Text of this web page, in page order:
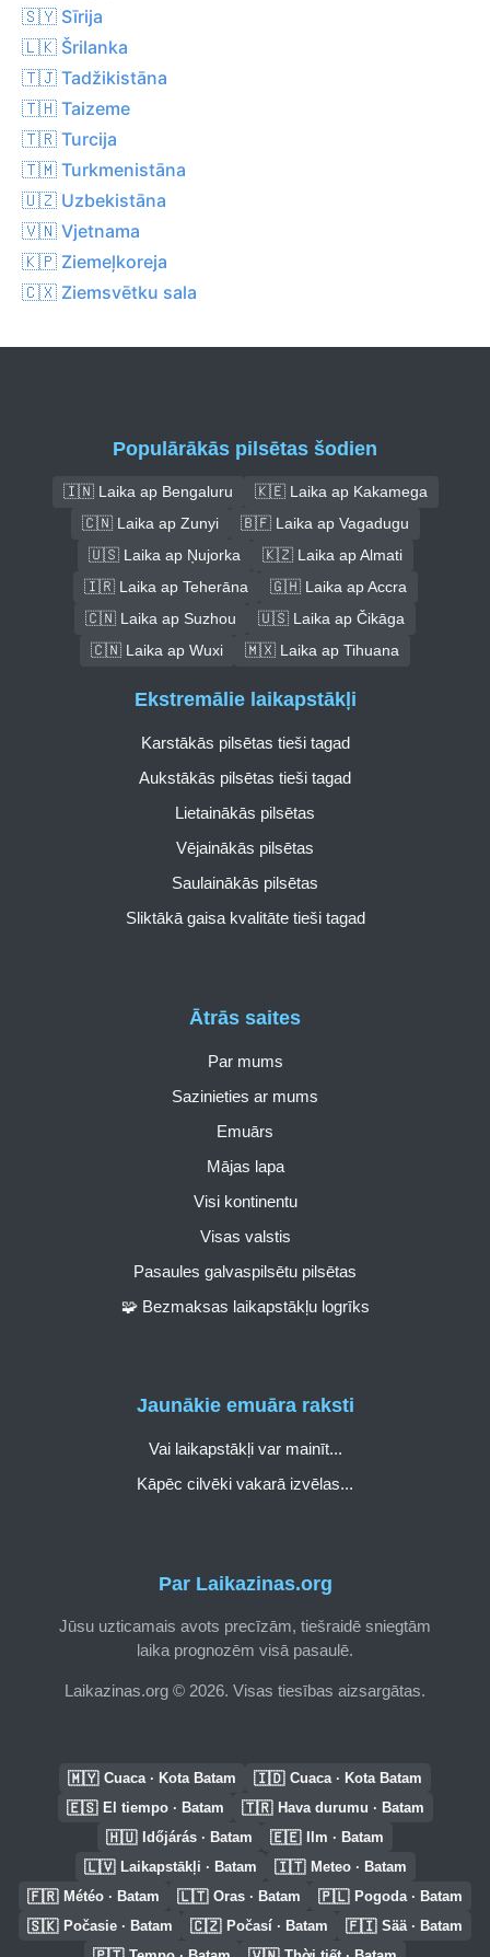
🇸🇾 Sīrija
🇱🇰 Šrilanka
🇹🇯 Tadžikistāna
🇹🇭 Taizeme
🇹🇷 Turcija
🇹🇲 Turkmenistāna
🇺🇿 Uzbekistāna
🇻🇳 Vjetnama
🇰🇵 Ziemeļkoreja
🇨🇽 Ziemsvētku sala
Populārākās pilsētas šodien
🇮🇳 Laika ap Bengaluru
🇰🇪 Laika ap Kakamega
🇨🇳 Laika ap Zunyi
🇧🇫 Laika ap Vagadugu
🇺🇸 Laika ap Ņujorka
🇰🇿 Laika ap Almati
🇮🇷 Laika ap Teherāna
🇬🇭 Laika ap Accra
🇨🇳 Laika ap Suzhou
🇺🇸 Laika ap Čikāga
🇨🇳 Laika ap Wuxi
🇲🇽 Laika ap Tihuana
Par Laikazinas.org
Jūsu uzticamais avots precīzām, tiešraidē sniegtām
laika prognozēm visā pasaulē.
Laikazinas.org © 2026. Visas tiesības aizsargātas.
Ātrās saites
Par mums
Sazinieties ar mums
Emuārs
Mājas lapa
Visi kontinentu
Visas valstis
Pasaules galvaspilsētu pilsētas
🧩 Bezmaksas laikapstākļu logrīks
Ekstremālie laikapstākļi
Karstākās pilsētas tieši tagad
Aukstākās pilsētas tieši tagad
Lietainākās pilsētas
Vējainākās pilsētas
Saulainākās pilsētas
Sliktākā gaisa kvalitāte tieši tagad
Jaunākie emuāra raksti
Vai laikapstākļi var mainīt...
Kāpēc cilvēki vakarā izvēlas...
🇲🇾 Cuaca · Kota Batam 🇮🇩 Cuaca · Kota Batam
🇪🇸 El tiempo · Batam 🇹🇷 Hava durumu · Batam
🇭🇺 Időjárás · Batam 🇪🇪 Ilm · Batam
🇱🇻 Laikapstākļi · Batam 🇮🇹 Meteo · Batam
🇫🇷 Météo · Batam 🇱🇹 Oras · Batam 🇵🇱 Pogoda · Batam
🇸🇰 Počasie · Batam 🇨🇿 Počasí · Batam 🇫🇮 Sää · Batam